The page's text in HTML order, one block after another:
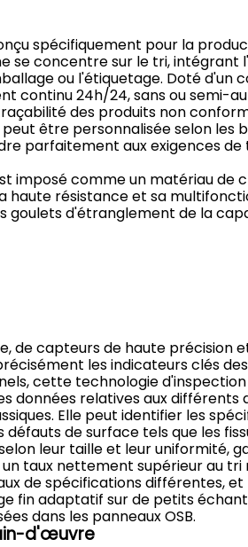
spécifiquement pour la
se concentre sur le tri,
ou l'étiquetage. Doté
24h/24, sans ou semi-
des produits non
être personnalisée selon les
parfaitement aux exigences
imposé comme un matériau de
résistance et sa
goulets d'étranglement de la
de capteurs de haute précision
les indicateurs clés des
cette technologie
données relatives aux
Elle peut identifier les
de surface tels que les
leur taille et leur uniformité,
taux nettement supérieur au
de spécifications différentes, et
fin adaptatif sur de petits
dans les panneaux OSB.
d'œuvre